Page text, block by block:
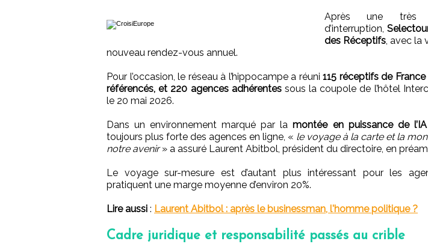
Après une très
d’interruption,
des Réceptifs, avec la
nouveau rendez-vous annuel.
Pour l’occasion, le réseau à l’hippocampe a réuni115 réceptifs de
référencés, et 220 agences adhérentessous la coupole de l’hôtel
le 20 mai 2026.
Dans un environnement marqué par lamontée en puissance de l’IA
toujours plus forte des agences en ligne, « le voyage à la carte et la
notre avenir» a assuré Laurent Abitbol, président du directoire, en
Le voyage sur-mesure est d’autant plus intéressant pour les
pratiquent une marge moyenne d’environ 20%.
Lire aussi : Laurent Abitbol : après le businessman, l'homme politique ?
Cadre juridique et responsabilité passés au crible